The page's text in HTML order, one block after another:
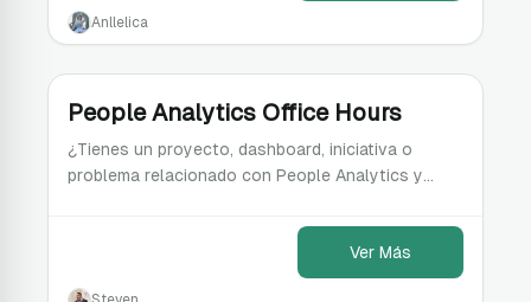
Anllelica
People Analytics Office Hours
¿Tienes un proyecto, dashboard, iniciativa o
problema relacionado con People Analytics y
Ver Más